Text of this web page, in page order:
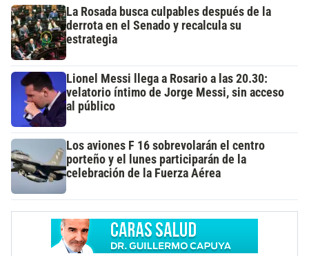
La Rosada busca culpables después de la
derrota en el Senado y recalcula su
estrategia
Lionel Messi llega a Rosario a las 20.30:
velatorio íntimo de Jorge Messi, sin acceso
al público
Los aviones F 16 sobrevolarán el centro
porteño y el lunes participarán de la
celebración de la Fuerza Aérea